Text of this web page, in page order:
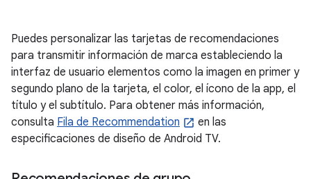
Puedes personalizar las tarjetas de recomendaciones
para transmitir información de marca estableciendo la
interfaz de usuario elementos como la imagen en primer y
segundo plano de la tarjeta, el color, el ícono de la app, el
título y el subtítulo. Para obtener más información,
consulta Fila de Recommendation
en las
especificaciones de diseño de Android TV.